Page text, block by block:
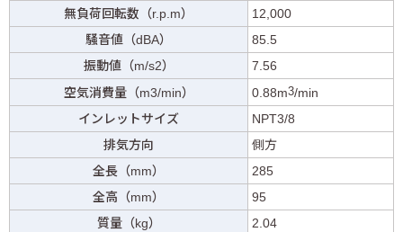
無負荷回転数（r.p.m）
12,000
騒音値（dBA）
85.5
振動値（m/s2）
7.56
空気消費量（m3/min）
0.88m3/min
インレットサイズ
NPT3/8
排気方向
側方
全長（mm）
285
全高（mm）
95
質量（kg）
2.04